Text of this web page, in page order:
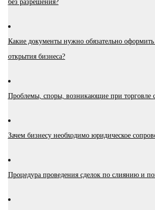
без разрешения?
Какие документы нужно обязательно оформить
открытия бизнеса?
Проблемы, споры, возникающие при торговле
Зачем бизнесу необходимо юридическое
Процедура проведения сделок по слиянию и